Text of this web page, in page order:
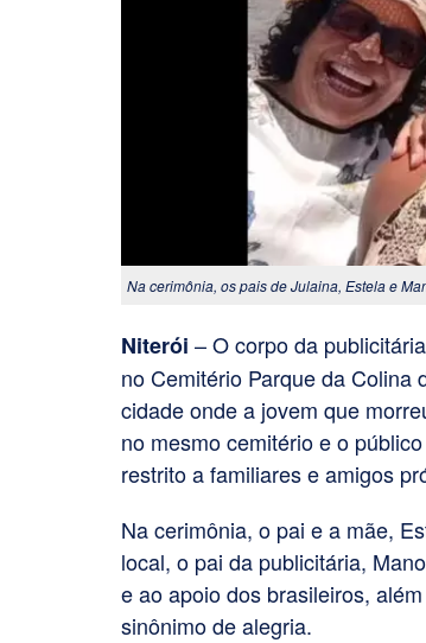
Na cerimônia, os pais de Julaina, Estela e
Niterói – O corpo da
no Cemitério Parque da Colina
cidade onde a jovem que
no mesmo cemitério e o
restrito a familiares e amigos
Na cerimônia, o pai e a mãe,
local, o pai da publicitária,
e ao apoio dos brasileiros,
sinônimo de alegria.